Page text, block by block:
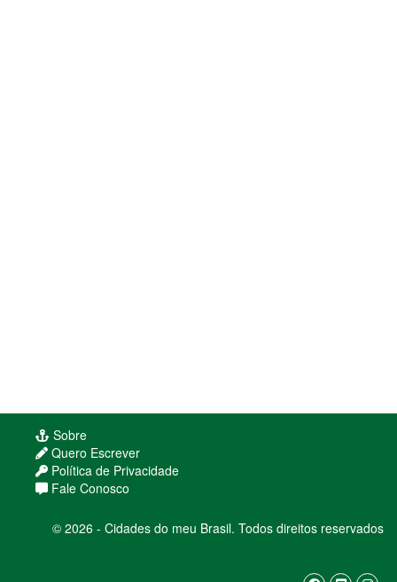
Sobre
Quero Escrever
Política de Privacidade
Fale Conosco
© 2026 - Cidades do meu Brasil. Todos direitos reservados